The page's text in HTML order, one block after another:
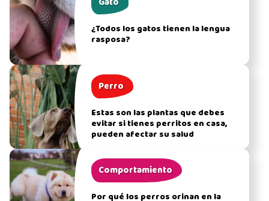
¿Todos los gatos tienen la lengua
rasposa?
Perro
Estas son las plantas que debes
evitar si tienes perritos en casa,
pueden afectar su salud
Comportamiento
Por qué los perros orinan en la